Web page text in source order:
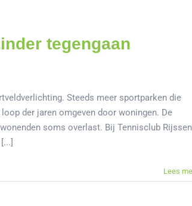
tegengaan
Steeds meer sportparken die
der jaren omgeven door woningen. De
soms overlast. Bij Tennisclub Rijssen
Lees